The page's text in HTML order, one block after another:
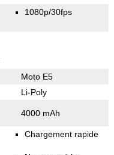
1080p/30fps
Moto E5
Li-Poly
4000 mAh
Chargement rapide